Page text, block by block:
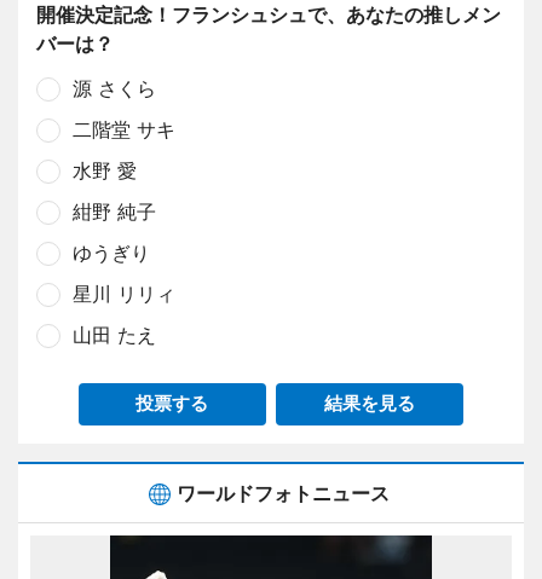
開催決定記念！フランシュシュで、あなたの推しメン
バーは？
源 さくら
二階堂 サキ
水野 愛
紺野 純子
ゆうぎり
星川 リリィ
山田 たえ
投票する 結果を見る
ワールドフォトニュース